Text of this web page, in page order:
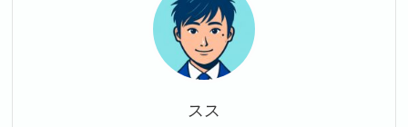
スス